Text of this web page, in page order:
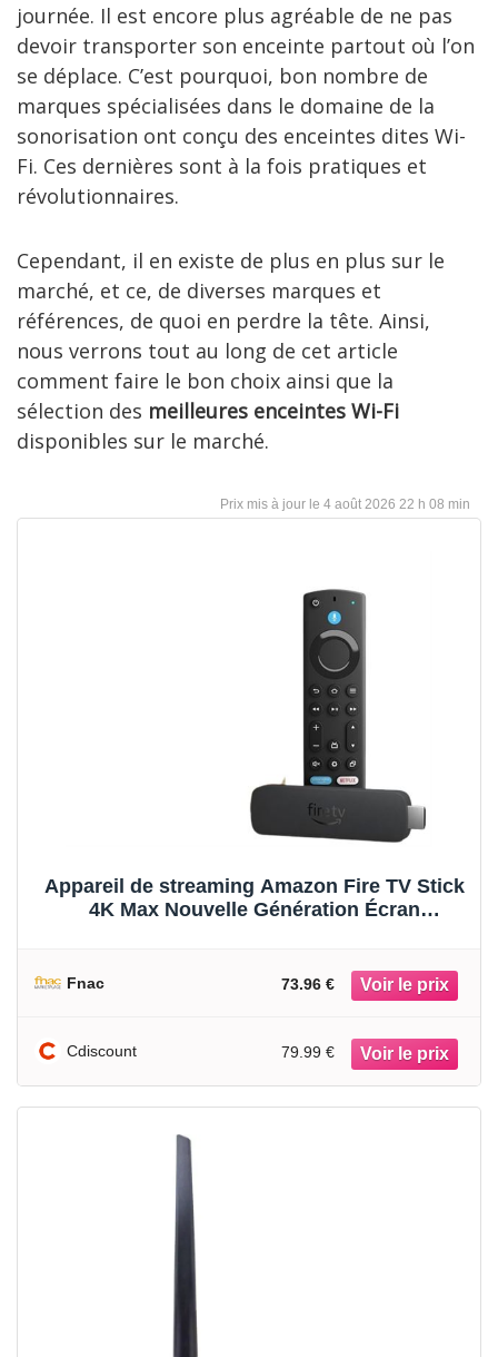
journée. Il est encore plus agréable de ne pas
devoir transporter son enceinte partout où l’on
se déplace. C’est pourquoi, bon nombre de
marques spécialisées dans le domaine de la
sonorisation ont conçu des enceintes dites Wi-
Fi. Ces dernières sont à la fois pratiques et
révolutionnaires.
Cependant, il en existe de plus en plus sur le
marché, et ce, de diverses marques et
références, de quoi en perdre la tête. Ainsi,
nous verrons tout au long de cet article
comment faire le bon choix ainsi que la
sélection des meilleures enceintes Wi-Fi
disponibles sur le marché.
4 août 2026 22 h 08 min
Appareil de streaming Amazon Fire TV Stick
4K Max Nouvelle Génération Écran
Fnac 73.96 €
Cdiscount 79.99 €